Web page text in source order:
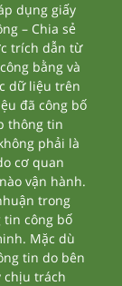
dụng giấy
– Chia sẻ
trích dẫn từ
bằng và
dữ liệu trên
đã công bố
thông tin
phải là
cơ quan
vận hành.
trong
công bố
Mặc dù
tin do bên
chịu trách